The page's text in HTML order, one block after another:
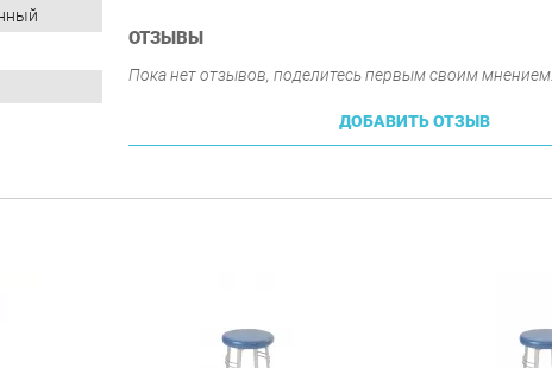
ОТЗЫВЫ
Пока нет отзывов, поделитесь первым своим мнением.
ДОБАВИТЬ ОТЗЫВ